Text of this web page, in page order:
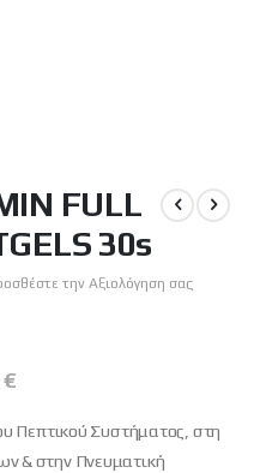
FULL
30s
την Αξιολόγηση σας
Πεπτικού Συστήματος, στη
& στην Πνευματική